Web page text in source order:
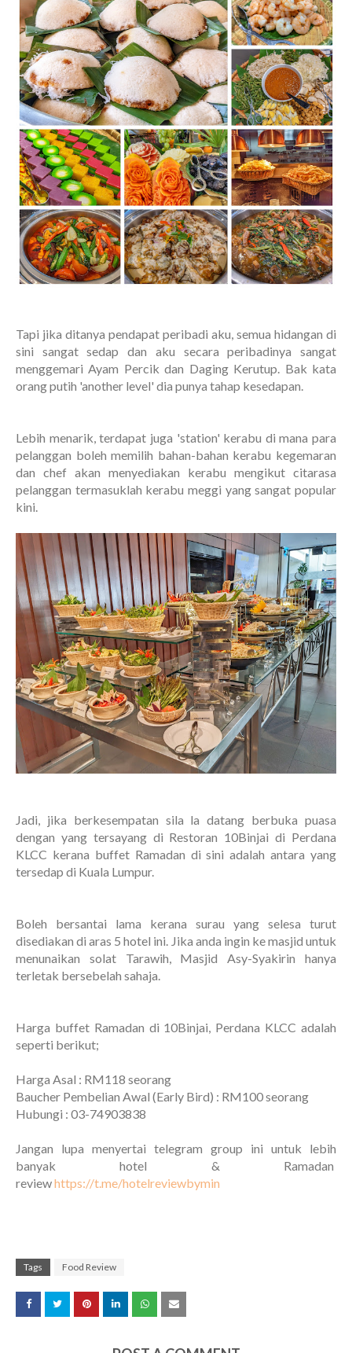
Tapi jika ditanya pendapat peribadi aku, semua hidangan di
sini sangat sedap dan aku secara peribadinya sangat
menggemari Ayam Percik dan Daging Kerutup. Bak kata
orang putih 'another level' dia punya tahap kesedapan.
Lebih menarik, terdapat juga 'station' kerabu di mana para
pelanggan boleh memilih bahan-bahan kerabu kegemaran
dan chef akan menyediakan kerabu mengikut citarasa
pelanggan termasuklah kerabu meggi yang sangat popular
kini.
Jadi, jika berkesempatan sila la datang berbuka puasa
dengan yang tersayang di Restoran 10Binjai di Perdana
KLCC kerana buffet Ramadan di sini adalah antara yang
tersedap di Kuala Lumpur.
Boleh bersantai lama kerana surau yang selesa turut
disediakan di aras 5 hotel ini. Jika anda ingin ke masjid untuk
menunaikan solat Tarawih, Masjid Asy-Syakirin hanya
terletak bersebelah sahaja.
Harga buffet Ramadan di 10Binjai, Perdana KLCC adalah
seperti berikut;
Harga Asal : RM118 seorang
Baucher Pembelian Awal (Early Bird) : RM100 seorang
Hubungi : 03-74903838
Jangan lupa menyertai telegram group ini untuk lebih
banyak hotel & Ramadan
reviewhttps://t.me/hotelreviewbymin
Tags Food Review